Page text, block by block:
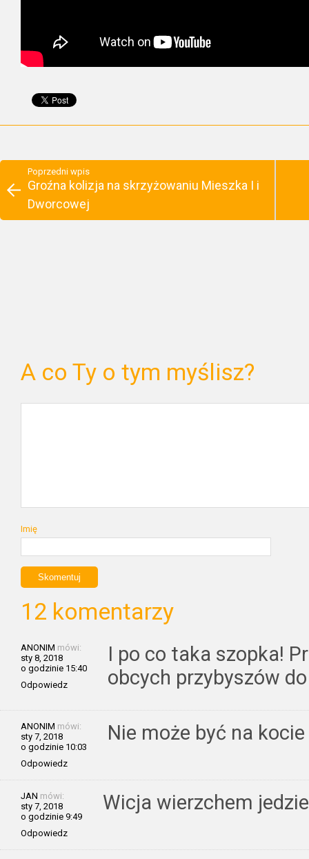
Poprzedni wpis
Groźna kolizja na skrzyżowaniu Mieszka I i
Dworcowej
A co Ty o tym myślisz?
Imię
12 komentarzy
ANONIM mówi:
sty 8, 2018
o godzinie 15:40
Odpowiedz
I po co taka szopka!
obcych przybyszów
ANONIM mówi:
sty 7, 2018
o godzinie 10:03
Odpowiedz
Nie może być na kocie
JAN mówi:
sty 7, 2018
o godzinie 9:49
Odpowiedz
Wicja wierzchem